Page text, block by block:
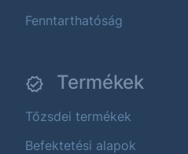
Fenntarthatóság
Termékek
Tőzsdei termékek
Befektetési alapok